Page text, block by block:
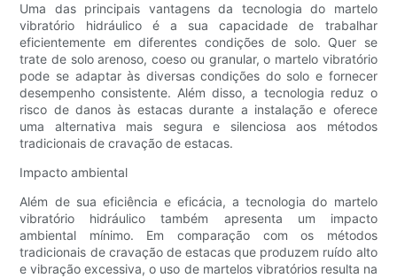
Uma das principais vantagens da tecnologia do martelo
vibratório hidráulico é a sua capacidade de trabalhar
eficientemente em diferentes condições de solo. Quer se
trate de solo arenoso, coeso ou granular, o martelo vibratório
pode se adaptar às diversas condições do solo e fornecer
desempenho consistente. Além disso, a tecnologia reduz o
risco de danos às estacas durante a instalação e oferece
uma alternativa mais segura e silenciosa aos métodos
tradicionais de cravação de estacas.
Impacto ambiental
Além de sua eficiência e eficácia, a tecnologia do martelo
vibratório hidráulico também apresenta um impacto
ambiental mínimo. Em comparação com os métodos
tradicionais de cravação de estacas que produzem ruído alto
e vibração excessiva, o uso de martelos vibratórios resulta na